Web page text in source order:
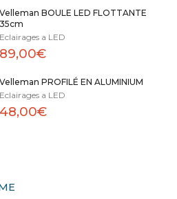
Velleman BOULE LED FLOTTANTE
35cm
Eclairages a LED
89,00€
Velleman PROFILÉ EN ALUMINIUM
Eclairages a LED
48,00€